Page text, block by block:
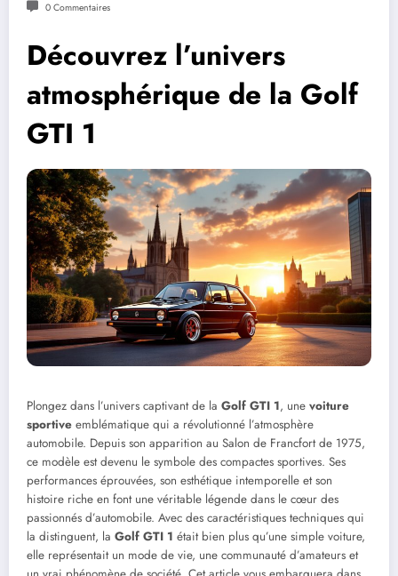
0 Commentaires
Découvrez l’univers
atmosphérique de la Golf
GTI 1
Plongez dans l’univers captivant de la Golf GTI 1, une voiture
sportive emblématique qui a révolutionné l’atmosphère
automobile. Depuis son apparition au Salon de Francfort de 1975,
ce modèle est devenu le symbole des compactes sportives. Ses
performances éprouvées, son esthétique intemporelle et son
histoire riche en font une véritable légende dans le cœur des
passionnés d’automobile. Avec des caractéristiques techniques qui
la distinguent, la Golf GTI 1 était bien plus qu’une simple voiture,
elle représentait un mode de vie, une communauté d’amateurs et